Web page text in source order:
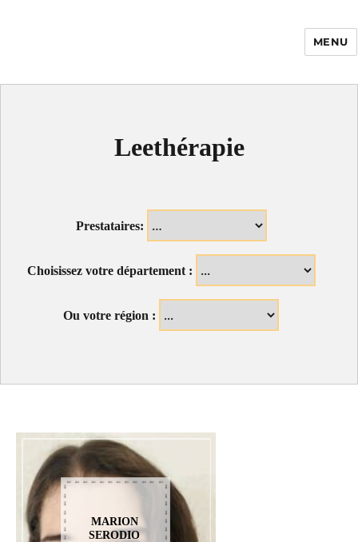
Enfance Made in
MENU
Leethérapie
Prestataires:
Choisissez votre département :
Ou votre région :
MARION
SERODIO